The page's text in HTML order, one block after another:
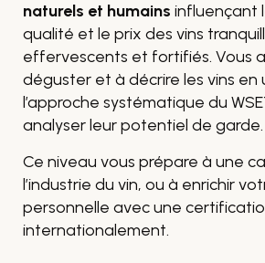
naturels et humains influençant
qualité et le prix des vins
effervescents et fortifiés. Vous
déguster et à décrire les vins en
l’approche systématique du
analyser leur potentiel de garde.
Ce niveau vous prépare à une
l’industrie du vin, ou à enrichir
personnelle avec une
internationalement.